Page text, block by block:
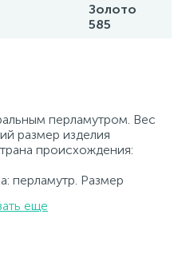
Золото
585
перламутром. Вес
размер изделия
происхождения:
перламутр. Размер
еще